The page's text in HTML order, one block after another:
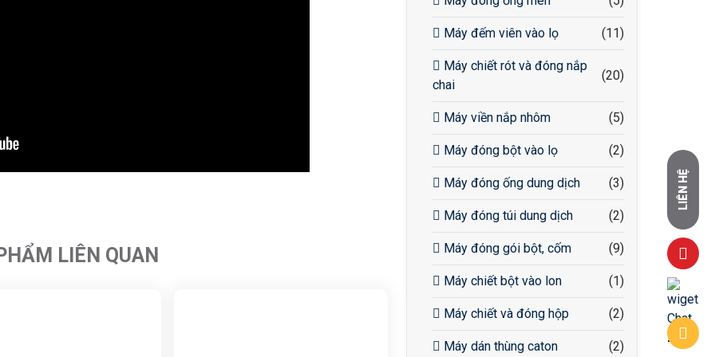
LIÊN QUAN
Máy đếm viên vào lọ (11)
Máy chiết rót và đóng nắp
chai
(20)
Máy viền nắp nhôm (5)
Máy đóng bột vào lọ (2)
Máy đóng ống dung dịch (3)
Máy đóng túi dung dịch (2)
Máy đóng gói bột, cốm (9)
Máy chiết bột vào lon (1)
Máy chiết và đóng hộp (2)
Máy dán thùng caton (2)
LIÊN HỆ